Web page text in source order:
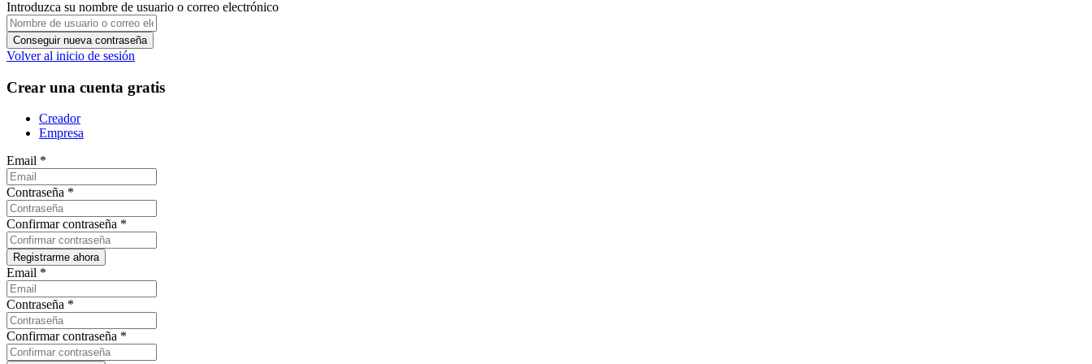
Introduzca su nombre de usuario o correo electrónico
Volver al inicio de sesión
Crear una cuenta gratis
Creador
Empresa
Email *
Contraseña *
Confirmar contraseña *
Email *
Contraseña *
Confirmar contraseña *